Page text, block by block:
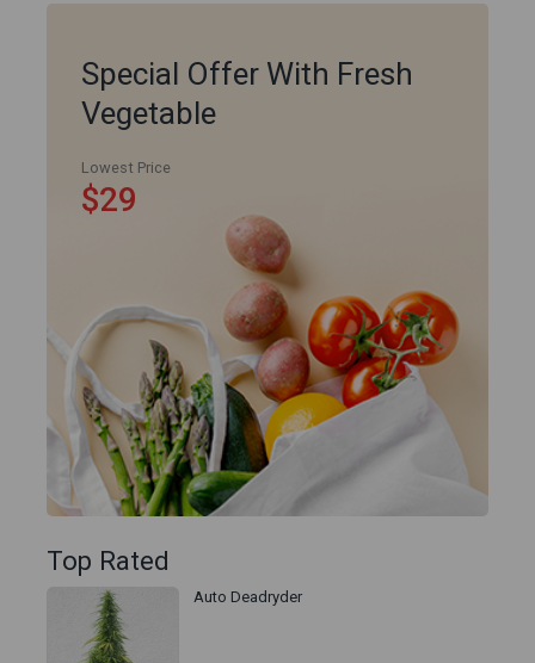
Special Offer With Fresh
Vegetable
Lowest Price
$29
Top Rated
Auto Deadryder